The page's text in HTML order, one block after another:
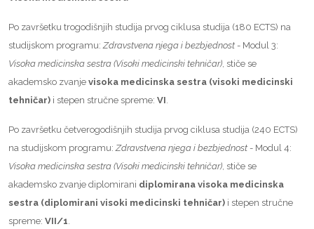
Po završetku trogodišnjih studija prvog ciklusa studija (180 ECTS) na
studijskom programu: Zdravstvena njega i bezbjednost - Modul 3:
Visoka medicinska sestra (Visoki medicinski tehničar) , stiče se
akademsko zvanje visoka medicinska sestra (visoki medicinski
tehničar) i stepen stručne spreme: VI
Po završetku četverogodišnjih studija prvog ciklusa studija (240 ECTS)
na studijskom programu: Zdravstvena njega i bezbjednost - Modul 4:
Visoka medicinska sestra (Visoki medicinski tehničar) , stiče se
akademsko zvanje diplomirani diplomirana visoka medicinska
sestra (diplomirani visoki medicinski tehničar) i stepen stručne
spreme: VII/1